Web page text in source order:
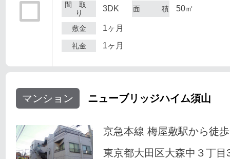
間 取
り
3DK 面 積 50㎡
敷金 1ヶ月
礼金 1ヶ月
マンション ニューブリッジハイム須山
京急本線 梅屋敷駅から徒
東京都大田区大森中３丁目